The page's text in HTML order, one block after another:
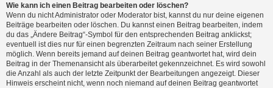
Wie kann ich einen Beitrag bearbeiten oder löschen?
Wenn du nicht Administrator oder Moderator bist, kannst du nur deine eigenen
Beiträge bearbeiten oder löschen. Du kannst einen Beitrag bearbeiten, indem
du das „Ändere Beitrag“-Symbol für den entsprechenden Beitrag anklickst;
eventuell ist dies nur für einen begrenzten Zeitraum nach seiner Erstellung
möglich. Wenn bereits jemand auf deinen Beitrag geantwortet hat, wird dein
Beitrag in der Themenansicht als überarbeitet gekennzeichnet. Es wird sowohl
die Anzahl als auch der letzte Zeitpunkt der Bearbeitungen angezeigt. Dieser
Hinweis erscheint nicht, wenn noch niemand auf deinen Beitrag geantwortet